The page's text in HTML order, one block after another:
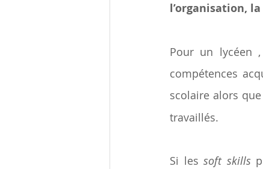
l’organisation,
Pour un lycéen
compétences
scolaire alors
travaillés.
Si les soft skills